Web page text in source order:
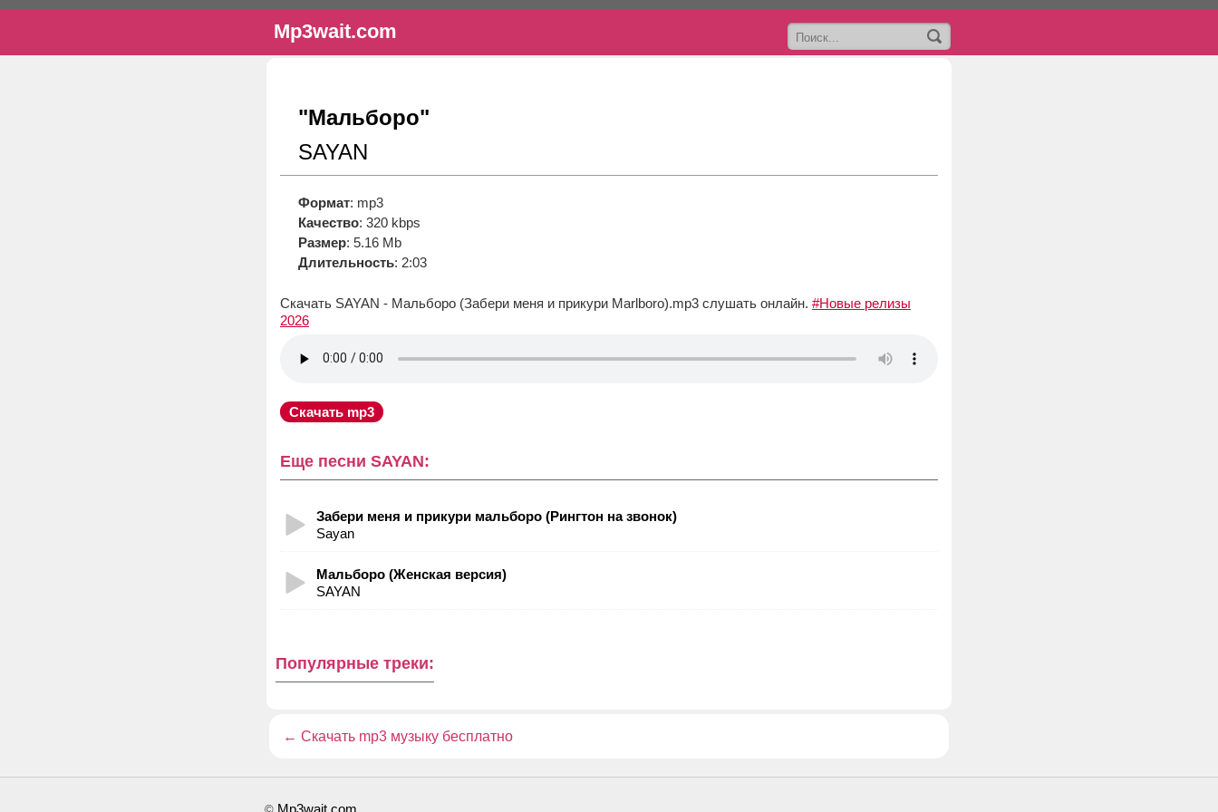
Mp3wait.com
"Мальборо"
SAYAN
Формат: mp3
Качество: 320 kbps
Размер: 5.16 Mb
Длительность: 2:03
Скачать SAYAN - Мальборо (Забери меня и прикури Marlboro).mp3 слушать онлайн. #Новые релизы
2026
Скачать mp3
Еще песни SAYAN:
Забери меня и прикури мальборо (Рингтон на звонок)
Sayan
Мальборо (Женская версия)
SAYAN
Популярные треки:
← Скачать mp3 музыку бесплатно
Mp3wait.com